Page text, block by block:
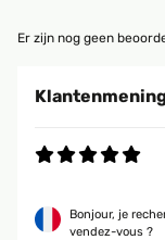
Er zijn nog geen
Bonjour, je
vendez-vous ?